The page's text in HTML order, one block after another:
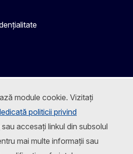
module cookie. Vizitați
politicii privind
sau accesați linkul din subsolul
mai multe informații sau